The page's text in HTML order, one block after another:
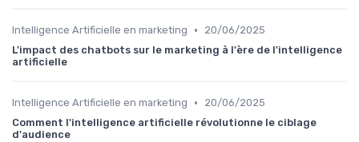
Intelligence Artificielle en marketing •
20/06/2025
L'impact des chatbots sur le marketing à l'ère de l'intelligence
artificielle
Intelligence Artificielle en marketing •
20/06/2025
Comment l'intelligence artificielle révolutionne le ciblage
d'audience